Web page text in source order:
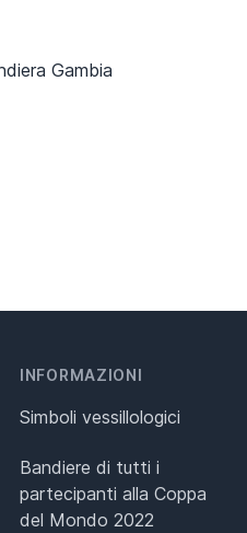
Gambia
INFORMAZIONI
Simboli vessillologici
Bandiere di tutti i
partecipanti alla Coppa
del Mondo 2022